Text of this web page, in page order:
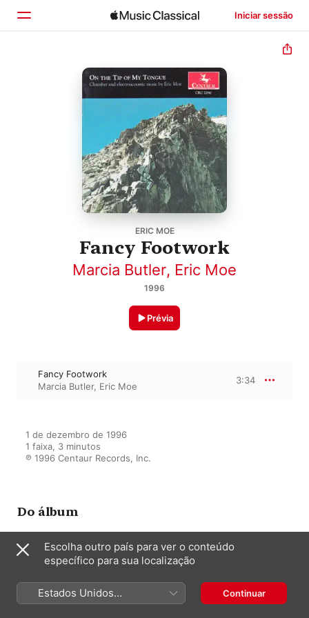
Iniciar sessão
Explorar
ERIC MOE
Fancy Footwork
Marcia Butler, Eric Moe
1996
Prévia
Fancy Footwork
Marcia Butler, Eric Moe
3:34
1 de dezembro de 1996
1 faixa, 3 minutos
℗ 1996 Centaur Records, Inc.
Do álbum
On the Tip of My Tongue
Eric Moe
Escolha outro país para ver o conteúdo
específico para sua localização
Estados Unidos
(Português Brasil)
Continuar